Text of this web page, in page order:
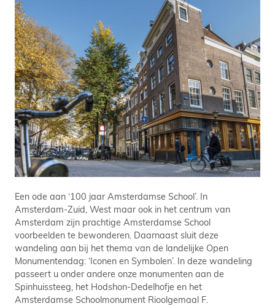
Een ode aan ‘100 jaar Amsterdamse School’. In
Amsterdam-Zuid, West maar ook in het centrum van
Amsterdam zijn prachtige Amsterdamse School
voorbeelden te bewonderen. Daarnaast sluit deze
wandeling aan bij het thema van de landelijke Open
Monumentendag: ‘Iconen en Symbolen’. In deze wandeling
passeert u onder andere onze monumenten aan de
Spinhuissteeg, het Hodshon-Dedelhofje en het
Amsterdamse Schoolmonument Rioolgemaal F.